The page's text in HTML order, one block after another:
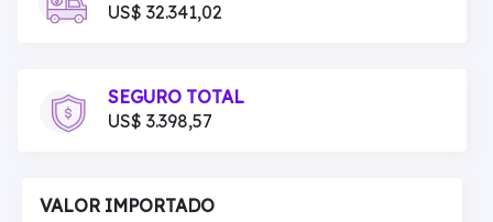
US$ 32.341,02
SEGURO TOTAL
US$ 3.398,57
VALOR IMPORTADO